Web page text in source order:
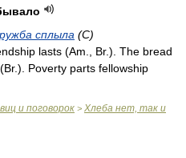
сплыла (С)
lasts (Am. Br.). The bread
Br.). Poverty parts fellowship
и поговорок > Хлеба нет, так и